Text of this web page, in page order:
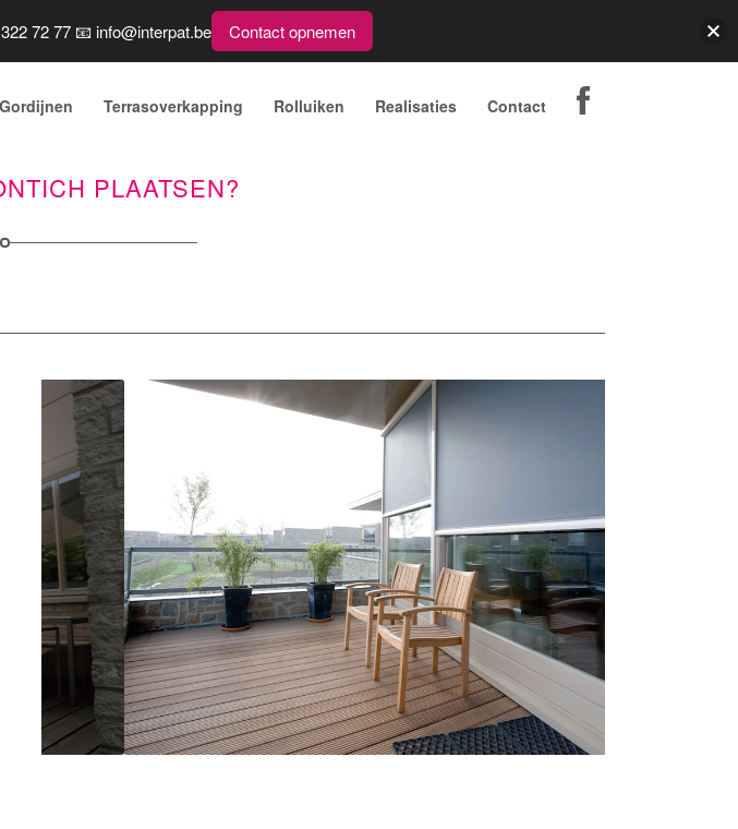
Gordijnen Terrasoverkapping Rolluiken Realisaties Contact
PLAATSEN?
72 77 📧 info@interpat.be Contact opnemen